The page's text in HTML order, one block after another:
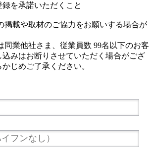
を承諾いただくこと
掲載や取材のご協力をお願いする場合が
業他社さま、従業員数 99名以下のお客
込みはお断りさせていただく場合がござ
じめご了承ください。